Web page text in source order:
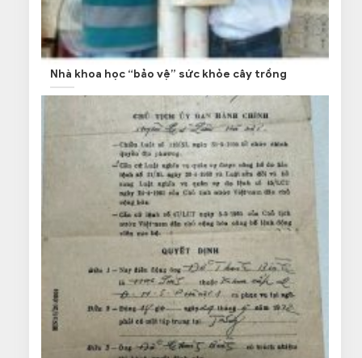
Nhà khoa học “bảo vệ” sức khỏe cây trồng